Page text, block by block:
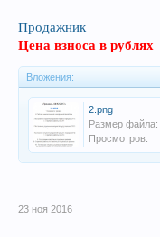
Продажник
Цена взноса в рублях
Вложения:
2.png
Размер файла:
Просмотров:
23 ноя 2016